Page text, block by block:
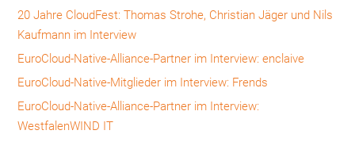
20 Jahre CloudFest: Thomas Strohe, Christian Jäger und Nils
Kaufmann im Interview
EuroCloud-Native-Alliance-Partner im Interview: enclaive
EuroCloud-Native-Mitglieder im Interview: Frends
EuroCloud-Native-Alliance-Partner im Interview:
WestfalenWIND IT